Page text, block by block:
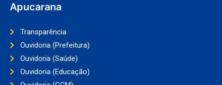
Apucarana
Transparência
Ouvidoria (Prefeitura)
Ouvidoria (Saúde)
Ouvidoria (Educação)